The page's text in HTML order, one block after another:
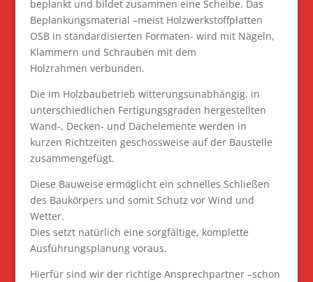
beplankt und bildet zusammen eine Scheibe. Das
Beplankungsmaterial –meist Holzwerkstoffplatten
OSB in standardisierten Formaten- wird mit Nägeln,
Klammern und Schrauben mit dem
Holzrahmen verbunden.
Die im Holzbaubetrieb witterungsunabhängig, in
unterschiedlichen Fertigungsgraden hergestellten
Wand-, Decken- und Dachelemente werden in
kurzen Richtzeiten geschossweise auf der Baustelle
zusammengefügt.
Diese Bauweise ermöglicht ein schnelles Schließen
des Baukörpers und somit Schutz vor Wind und
Wetter.
Dies setzt natürlich eine sorgfältige, komplette
Ausführungsplanung voraus.
Hierfür sind wir der richtige Ansprechpartner –schon